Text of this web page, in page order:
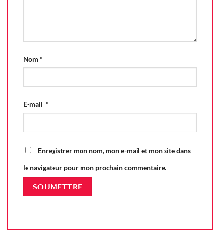
Nom *
E-mail *
Enregistrer mon nom, mon e-mail et mon site dans
le navigateur pour mon prochain commentaire.